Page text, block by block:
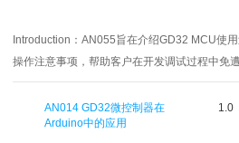
Introduction： AN055旨在介绍GD32 MCU使
操作注意事项，帮助客户在开发调试过程中免
AN014 GD32微控制器在
Arduino中的应用
1.0